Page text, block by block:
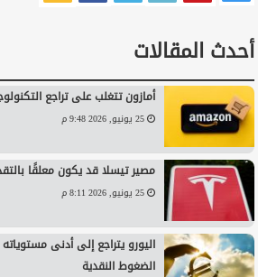
أحدث المقالات
أمازون تتغلب على تراجع
25 يونيو, 2026 9:48 م
مصير تيسلا قد يكون معلقًا
25 يونيو, 2026 8:11 م
اليورو يتراجع إلى أدنى
الضغوط النقدية